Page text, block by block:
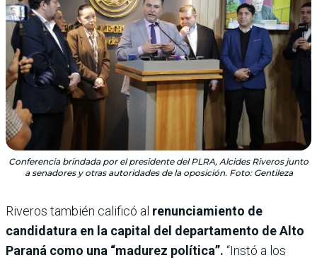
Conferencia brindada por el presidente del PLRA, Alcides Riveros junto
a senadores y otras autoridades de la oposición. Foto: Gentileza
Riveros también calificó al renunciamiento de
candidatura en la capital del departamento de Alto
Paraná como una “madurez política”. “Instó a los